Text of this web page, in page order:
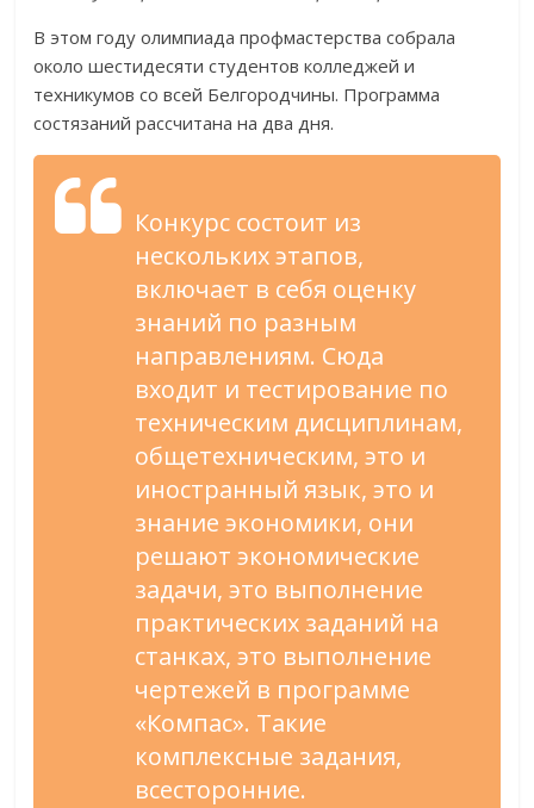
В этом году олимпиада профмастерства собрала
около шестидесяти студентов колледжей и
техникумов со всей Белгородчины. Программа
состязаний рассчитана на два дня.
Конкурс состоит из
нескольких этапов,
включает в себя оценку
знаний по разным
направлениям. Сюда
входит и тестирование по
техническим дисциплинам,
общетехническим, это и
иностранный язык, это и
знание экономики, они
решают экономические
задачи, это выполнение
практических заданий на
станках, это выполнение
чертежей в программе
«Компас». Такие
комплексные задания,
всесторонние.